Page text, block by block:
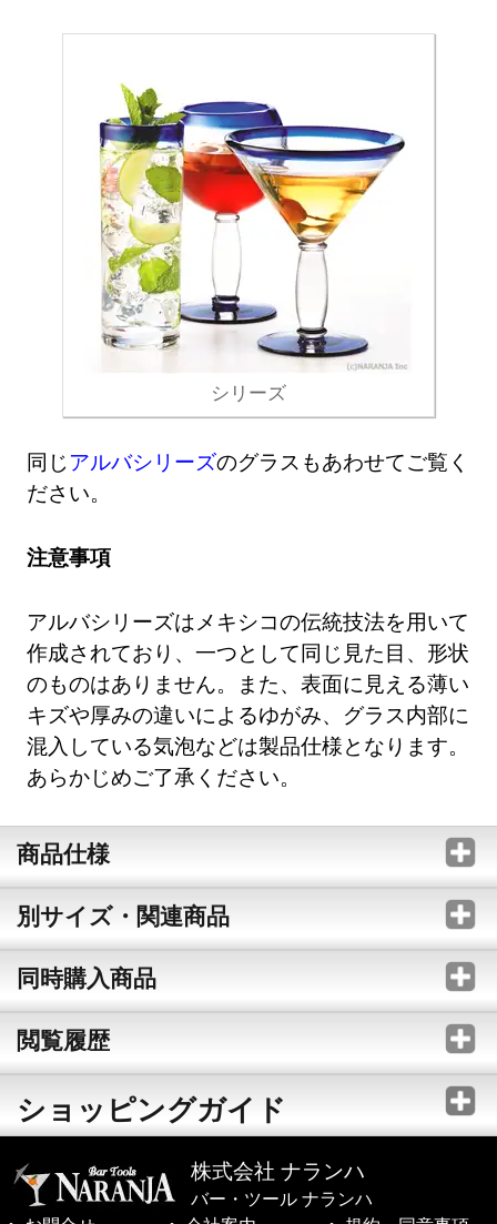
シリーズ
同じ アルバシリーズのグラスもあわせてご覧く
ださい。
注意事項
アルバシリーズはメキシコの伝統技法を用いて
作成されており、一つとして同じ見た目、形状
のものはありません。また、表面に見える薄い
キズや厚みの違いによるゆがみ、グラス内部に
混入している気泡などは製品仕様となります。
あらかじめご了承ください。
商品仕様
別サイズ・関連商品
同時購入商品
閲覧履歴
ショッピングガイド
株式会社 ナランハ
バー・ツール ナランハ